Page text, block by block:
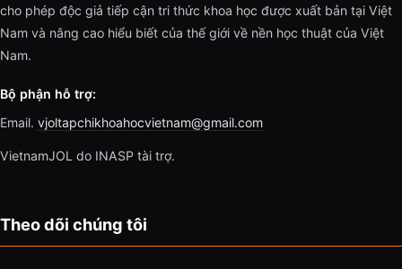
cho phép độc giả tiếp cận tri thức khoa học được xuất bản tại Việt
Nam và nâng cao hiểu biết của thế giới về nền học thuật của Việt
Nam.
Bộ phận hỗ trợ:
Email. vjoltapchikhoahocvietnam@gmail.com
VietnamJOL do INASP tài trợ.
Theo dõi chúng tôi